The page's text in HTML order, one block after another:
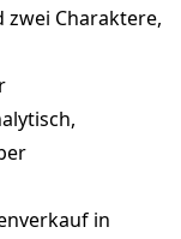
Charaktere,
in